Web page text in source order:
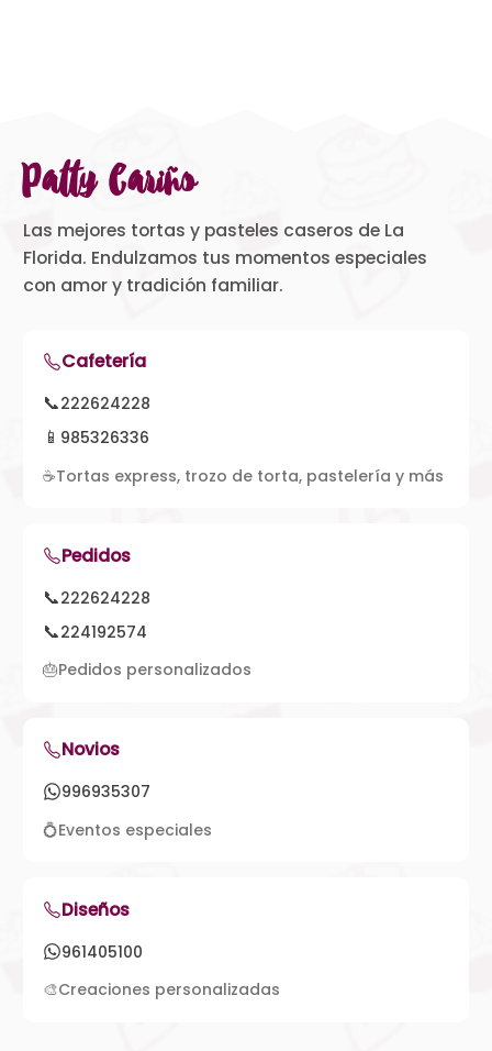
Patty Cariño
Las mejores tortas y pasteles caseros de La
Florida. Endulzamos tus momentos especiales
con amor y tradición familiar.
Cafetería
📞222624228
📱 985326336
☕Tortas express, trozo de torta, pastelería y más
Pedidos
📞222624228
📞224192574
🎂Pedidos personalizados
Novios
996935307
💍Eventos especiales
Diseños
961405100
🎨Creaciones personalizadas